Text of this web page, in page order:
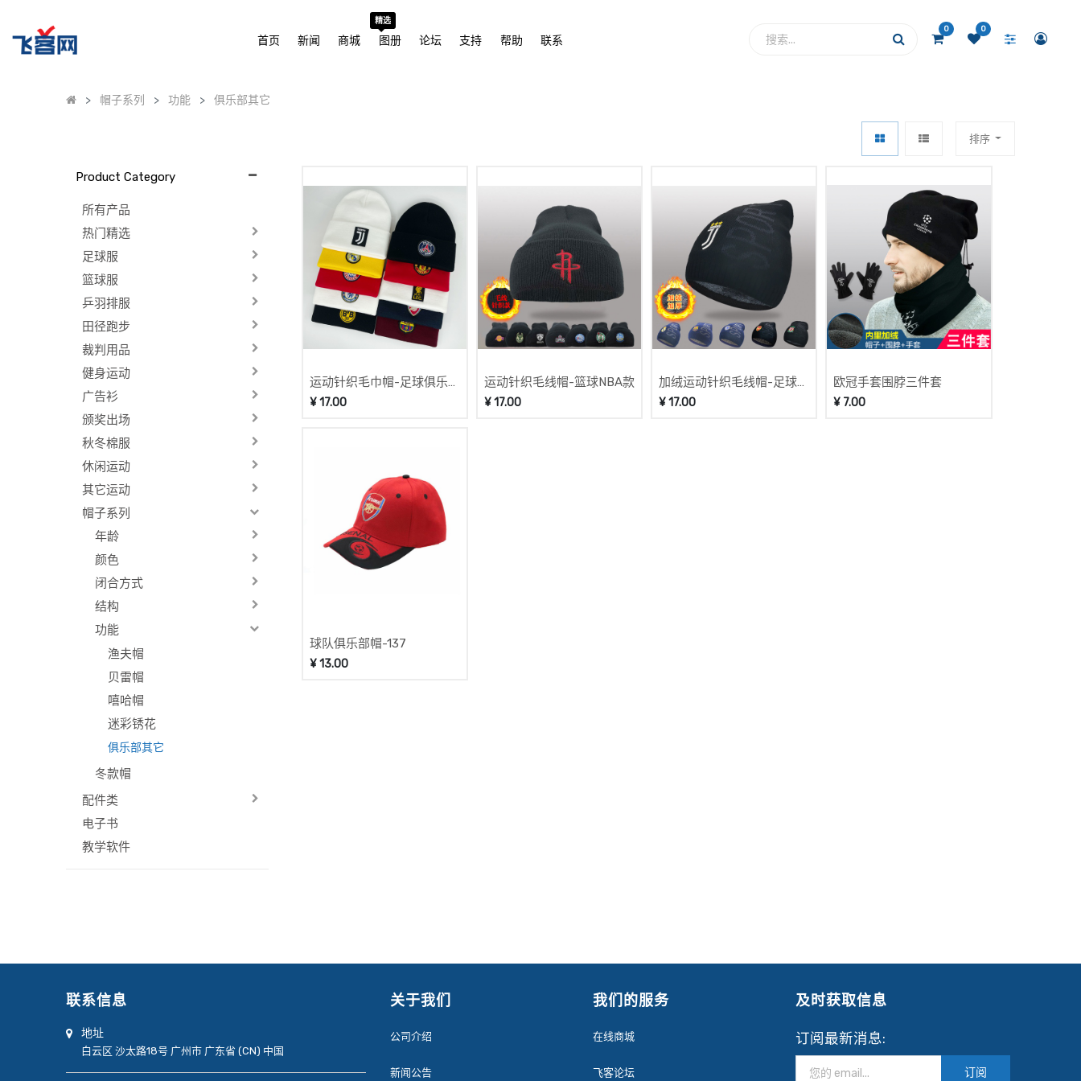
首页 新闻 商城 图册
精选
论坛 支持 帮助 联系
0 0
帽子系列 功能 俱乐部其它
排序
Product Category
所有产品
热门精选
足球服
篮球服
乒羽排服
田径跑步
裁判用品
健身运动
广告衫
颁奖出场
秋冬棉服
休闲运动
其它运动
帽子系列
年龄
颜色
闭合方式
结构
功能
渔夫帽
贝雷帽
嘻哈帽
迷彩锈花
俱乐部其它
冬款帽
配件类
电子书
教学软件
运动针织毛巾帽-足球俱乐部
款
¥17.00
运动针织毛线帽-篮球NBA款
¥17.00
加绒运动针织毛线帽-足球俱
乐部款
¥17.00
欧冠手套围脖三件套
¥ 7.00
球队俱乐部帽-137
¥13.00
联系信息
地址
白云区 沙太路18号 广州市 广东省 (CN) 中国
关于我们
公司介绍
新闻公告
我们的服务
在线商城
飞客论坛
及时获取信息
订阅最新消息:
订阅